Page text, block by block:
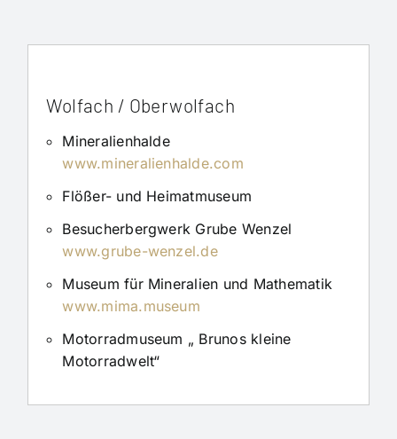
Wolfach / Oberwolfach
Mineralienhalde
www.mineralienhalde.com
Flößer- und Heimatmuseum
Besucherbergwerk Grube Wenzel
www.grube-wenzel.de
Museum für Mineralien und Mathematik
www.mima.museum
Motorradmuseum „ Brunos kleine
Motorradwelt“